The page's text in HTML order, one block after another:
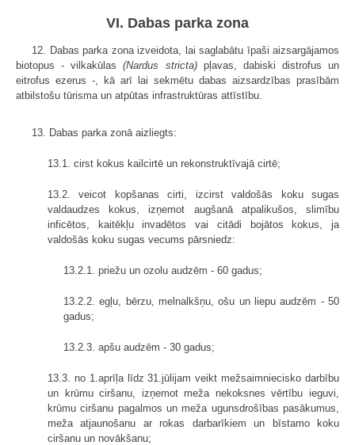
VI. Dabas parka zona
12. Dabas parka zona izveidota, lai saglabātu īpaši aizsargājamos
biotopus - vilkakūlas(Nardus stricta)pļavas, dabiski distrofus un
eitrofus ezerus -, kā arī lai sekmētu dabas aizsardzības prasībām
atbilstošu tūrisma un atpūtas infrastruktūras attīstību.
13. Dabas parka zonā aizliegts:
13.1. cirst kokus kailcirtē un rekonstruktīvajā cirtē;
13.2. veicot kopšanas cirti, izcirst valdošās koku sugas
valdaudzes kokus, izņemot augšanā atpalikušos, slimību
inficētos, kaitēkļu invadētos vai citādi bojātos kokus, ja
valdošās koku sugas vecums pārsniedz:
13.2.1. priežu un ozolu audzēm - 60 gadus;
13.2.2. egļu, bērzu, melnalkšņu, ošu un liepu audzēm - 50
gadus;
13.2.3. apšu audzēm - 30 gadus;
13.3. no 1.aprīļa līdz 31.jūlijam veikt mežsaimniecisko darbību
un krūmu ciršanu, izņemot meža nekoksnes vērtību ieguvi,
krūmu ciršanu pagalmos un meža ugunsdrošības pasākumus,
meža atjaunošanu ar rokas darbarīkiem un bīstamo koku
ciršanu un novākšanu;